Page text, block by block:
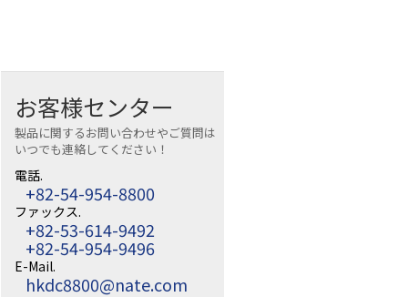
お客様センター
製品に関するお問い合わせやご質問は
いつでも連絡してください！
電話.
+82-54-954-8800
ファックス.
+82-53-614-9492
+82-54-954-9496
E-Mail.
hkdc8800@nate.com